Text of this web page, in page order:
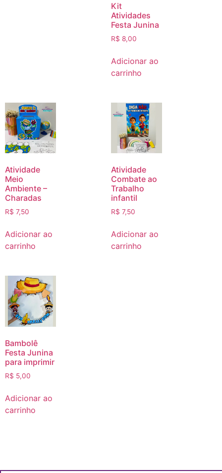
Kit
Atividades
Festa Junina
R$ 8,00
Adicionar ao
carrinho
Atividade
Meio
Ambiente –
Charadas
R$ 7,50
Adicionar ao
carrinho
Atividade
Combate ao
Trabalho
infantil
R$ 7,50
Adicionar ao
carrinho
Bambolê
Festa Junina
para imprimir
R$ 5,00
Adicionar ao
carrinho